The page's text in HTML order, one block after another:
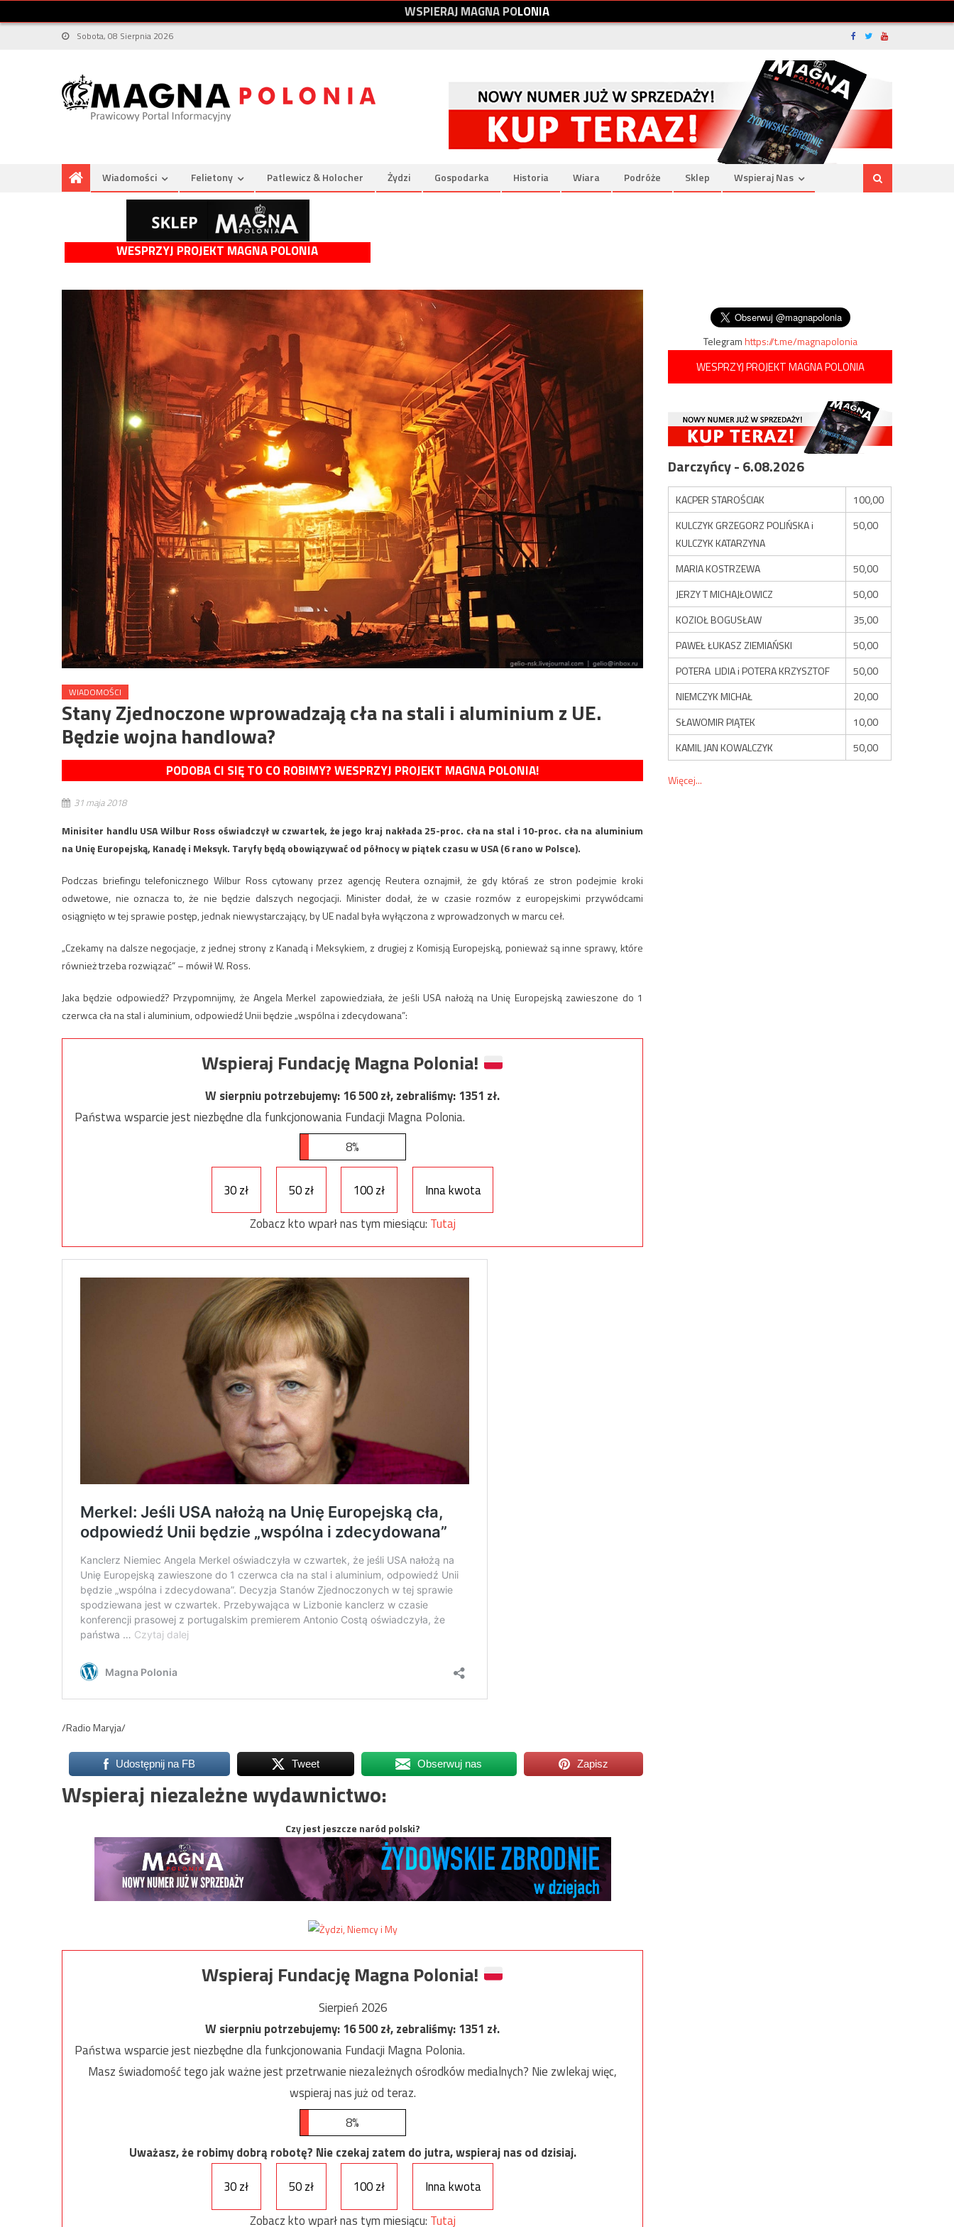
WSPIERAJMAGNAPOLONIA
Sobota, 08 Sierpnia 2026
Wiadomości Felietony Patlewicz & Holocher Żydzi Gospodarka Historia Wiara Podróże Sklep Wspieraj Nas
WESPRZYJ PROJEKT MAGNA POLONIA
WIADOMOŚCI
Stany Zjednoczone wprowadzają cła na stali i aluminium z UE.
Będzie wojna handlowa?
PODOBA CI SIĘ TO CO ROBIMY? WESPRZYJ PROJEKT MAGNA POLONIA!
31 maja 2018
Minisiter handlu USA Wilbur Ross oświadczył w czwartek, że jego kraj nakłada 25-proc. cła na stal i 10-proc. cła na aluminium
na Unię Europejską, Kanadę i Meksyk. Taryfy będą obowiązywać od północy w piątek czasu w USA (6 rano w Polsce).
Podczas briefingu telefonicznego Wilbur Ross cytowany przez agencję Reutera oznajmił, że gdy któraś ze stron podejmie kroki
odwetowe, nie oznacza to, że nie będzie dalszych negocjacji. Minister dodał, że w czasie rozmów z europejskimi przywódcami
osiągnięto w tej sprawie postęp, jednak niewystarczający, by UE nadal była wyłączona z wprowadzonych w marcu ceł.
„Czekamy na dalsze negocjacje, z jednej strony z Kanadą i Meksykiem, z drugiej z Komisją Europejską, ponieważ są inne sprawy, które
również trzeba rozwiązać” – mówił W. Ross.
Jaka będzie odpowiedź? Przypomnijmy, że Angela Merkel zapowiedziała, że jeśli USA nałożą na Unię Europejską zawieszone do 1
czerwca cła na stal i aluminium, odpowiedź Unii będzie „wspólna i zdecydowana”:
Wspieraj Fundację Magna Polonia!
W sierpniu potrzebujemy:16 500zł, zebraliśmy:1351 zł.
Państwa wsparcie jest niezbędne dla funkcjonowania Fundacji Magna Polonia.
8%
30 zł 50 zł 100 zł
Inna kwota
Zobacz kto wparł nas tym miesiącu: Tutaj
/Radio Maryja/
Udostępnij na FB Tweet Obserwuj nas Zapisz
Wspieraj niezależne wydawnictwo:
Czy jest jeszcze naród polski?
Wspieraj Fundację Magna Polonia!
Sierpień 2026
W sierpniu potrzebujemy:16 500zł, zebraliśmy:1351 zł.
Państwa wsparcie jest niezbędne dla funkcjonowania Fundacji Magna Polonia.
Masz świadomość tego jak ważne jest przetrwanie niezależnych ośrodków medialnych? Nie zwlekaj więc,
wspieraj nas już od teraz.
8%
Uważasz, że robimy dobrą robotę? Nie czekaj zatem do jutra, wspieraj nas od dzisiaj.
30 zł
50 zł 100 zł
Inna kwota
Zobacz kto wparł nas tym miesiącu: Tutaj
Telegramhttps://t.me/magnapolonia
WESPRZYJ PROJEKT MAGNA POLONIA
Darczyńcy - 6.08.2026
KACPER STAROŚCIAK
100,00
KULCZYK GRZEGORZ POLIŃSKA i
KULCZYK KATARZYNA
50,00
MARIA KOSTRZEWA
50,00
JERZY T MICHAJŁOWICZ
50,00
KOZIOŁ BOGUSŁAW
35,00
PAWEŁ ŁUKASZ ZIEMIAŃSKI
50,00
POTERA LIDIA i POTERA KRZYSZTOF
50,00
NIEMCZYK MICHAŁ
20,00
SŁAWOMIR PIĄTEK
10,00
KAMIL JAN KOWALCZYK
50,00
Więcej...